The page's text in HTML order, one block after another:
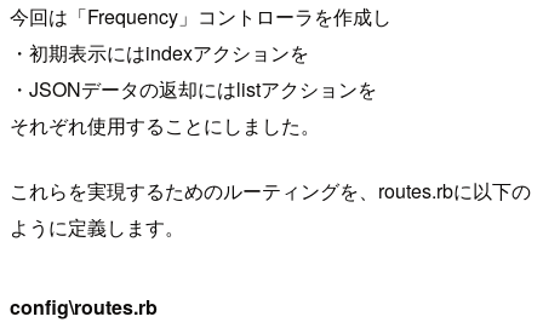
今回は「Frequency」コントローラを作成し
・初期表示にはindexアクションを
・JSONデータの返却にはlistアクションを
それぞれ使用することにしました。
これらを実現するためのルーティングを、routes.rbに以下の
ように定義します。
config\routes.rb